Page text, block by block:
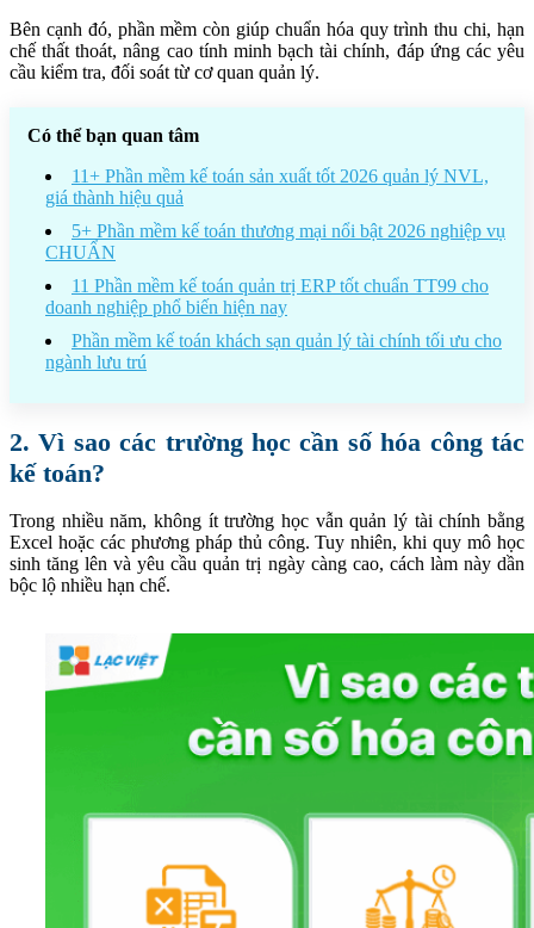
Bên cạnh đó, phần mềm còn giúp chuẩn hóa quy trình thu chi, hạn
chế thất thoát, nâng cao tính minh bạch tài chính, đáp ứng các yêu
cầu kiểm tra, đối soát từ cơ quan quản lý.
Có thể bạn quan tâm
11+ Phần mềm kế toán sản xuất tốt 2026 quản lý NVL,
giá thành hiệu quả
5+ Phần mềm kế toán thương mại nổi bật 2026 nghiệp vụ
CHUẨN
11 Phần mềm kế toán quản trị ERP tốt chuẩn TT99 cho
doanh nghiệp phổ biến hiện nay
Phần mềm kế toán khách sạn quản lý tài chính tối ưu cho
ngành lưu trú
2. Vì sao các trường học cần số hóa công tác
kế toán?
Trong nhiều năm, không ít trường học vẫn quản lý tài chính bằng
Excel hoặc các phương pháp thủ công. Tuy nhiên, khi quy mô học
sinh tăng lên và yêu cầu quản trị ngày càng cao, cách làm này dần
bộc lộ nhiều hạn chế.